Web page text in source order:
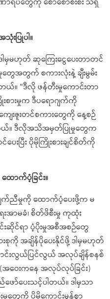
ာရပ်တွေကို စောစောစီးစီး သိရှိ
းပြုပါ။
မှမဟုတ် ဆုကြေးငွေပေးတာတင်
အတွက် စကားလုံးနဲ့ ချီးမွမ်း
ယ်။ "ဒီလို ဖန်တီးမှုကောင်းတာ
ားမှုက ဒီပရောဂျက်ကို
ျေးဇူးတင်စကားတွေကို နေ့စဉ်
ယ်။ ဒီလိုအသိအမှတ်ပြုမှုတွေက
ပြီး ပိုမိုကြိုးစားချင်စိတ်ကို
ာက်ပံ့ခြင်း။
ညီမှုကို ထောက်ပံ့ပေးဖို့က မ
းအာမခံ၊ စိတ်ဖိစီးမှု ကုထုံး
ဆိုင်ရာ ပံ့ပိုးမှုအစီအစဉ်တွေ
စုကို အချိန်ပိုပေးနိုင်ဖို့ ဒါမှမဟုတ်
ာင်းလွယ်ပြင်လွယ် အလုပ်ချိန်စနစ်
(အဝေးကနေ အလုပ်လုပ်ခြင်း)
ပေးသင့်ပါတယ်။ ဒါမှသာ